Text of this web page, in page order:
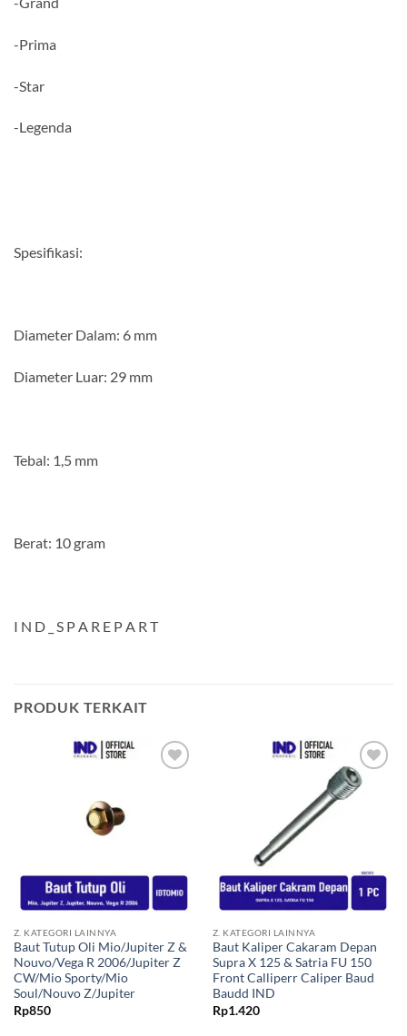
-Prima
-Star
-Legenda
Spesifikasi:
Diameter Dalam: 6 mm
Diameter Luar: 29 mm
Tebal: 1,5 mm
Berat: 10 gram
I N D _ S P A R E P A R T
PRODUK TERKAIT
Z. KATEGORI LAINNYA
Baut Tutup Oli Mio/Jupiter Z &
Nouvo/Vega R 2006/Jupiter Z
CW/Mio Sporty/Mio
Soul/Nouvo Z/Jupiter
Rp850
Tambahkan
ke Wishlist
Z. KATEGORI LAINNYA
Baut Kaliper Cakaram Depan
Supra X 125 & Satria FU 150
Front Calliperr Caliper Baud
Baudd IND
Rp1.420